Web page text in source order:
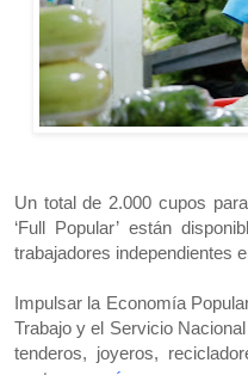
Un total de 2.000 cupos
‘Full Popular’ están
trabajadores independientes
Impulsar la Economía
Trabajo y el Servicio
tenderos, joyeros,